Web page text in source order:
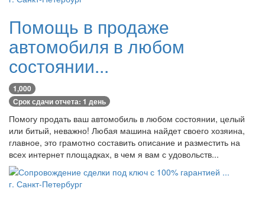
Помощь в продаже
автомобиля в любом
состоянии...
1,000
Срок сдачи отчета: 1 день
Помогу продать ваш автомобиль в любом состоянии, целый
или битый, неважно! Любая машина найдет своего хозяина,
главное, это грамотно составить описание и разместить на
всех интернет площадках, в чем я вам с удовольств...
г. Санкт-Петербург